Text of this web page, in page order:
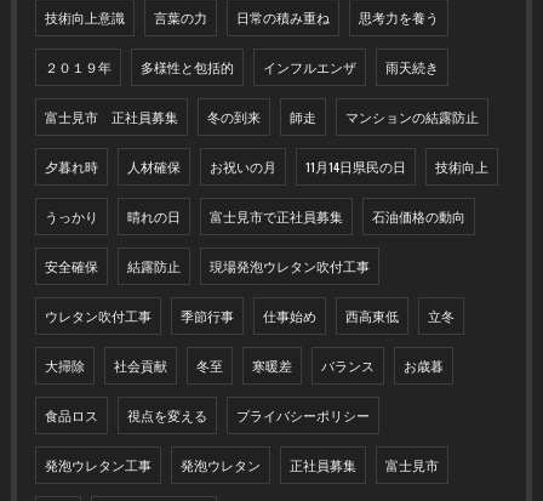
技術向上意識 言葉の力 日常の積み重ね 思考力を養う
２０１９年 多様性と包括的 インフルエンザ 雨天続き
富士見市 正社員募集 冬の到来 師走 マンションの結露防止
夕暮れ時 人材確保 お祝いの月 11月14日県民の日 技術向上
うっかり 晴れの日 富士見市で正社員募集 石油価格の動向
安全確保 結露防止 現場発泡ウレタン吹付工事
ウレタン吹付工事 季節行事 仕事始め 西高東低 立冬
大掃除 社会貢献 冬至 寒暖差 バランス お歳暮
食品ロス 視点を変える プライバシーポリシー
発泡ウレタン工事 発泡ウレタン 正社員募集 富士見市